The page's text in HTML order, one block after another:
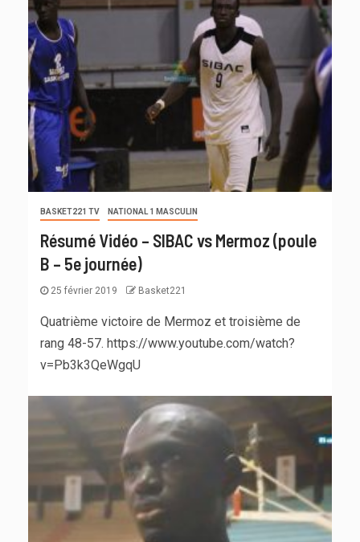
BASKET221 TV NATIONAL 1 MASCULIN
Résumé Vidéo – SIBAC vs Mermoz (poule
B – 5e journée)
25 février 2019 Basket221
Quatrième victoire de Mermoz et troisième de
rang 48-57. https://www.youtube.com/watch?
v=Pb3k3QeWgqU